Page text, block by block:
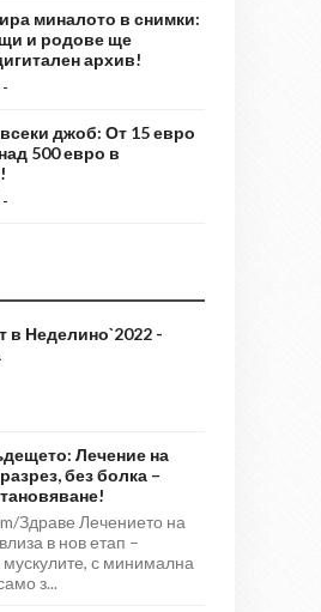
миналото в снимки:
и родове ще
архив!
-
джоб: От 15 евро
500 евро в
-
в Неделино`2022 -
Лечение на
без болка –
Здраве Лечението на
в нов етап –
с минимална
з...